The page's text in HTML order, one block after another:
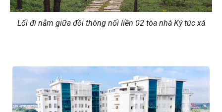
Lối đi nằm giữa đồi thông nối liền 02 tòa nhà Ký túc xá